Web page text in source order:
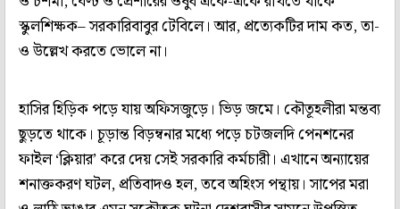
স্কুলশিক্ষক– সরকারিবাবুর টেবিলে। আর, প্রত্যেকটির দাম কত, তা-
ও উল্লেখ করতে ভোলে না।
হাসির হিড়িক পড়ে যায় অফিসজুড়ে। ভিড় জমে। কৌতূহলীরা মন্তব্য
ছুড়তে থাকে। চূড়ান্ত বিড়ম্বনার মধ্যে পড়ে চটজলদি পেনশনের
ফাইল ‘ক্লিয়ার’ করে দেয় সেই সরকারি কর্মচারী। এখানে অন্যায়ের
শনাক্তকরণ ঘটল, প্রতিবাদও হল, তবে অহিংস পন্থায়। সাপের মরা